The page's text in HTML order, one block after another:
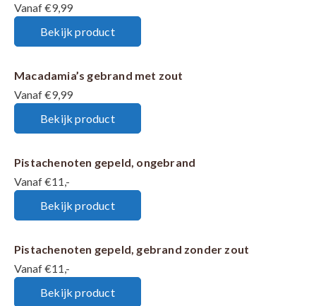
Vanaf €9,99
Bekijk product
Macadamia’s gebrand met zout
Vanaf €9,99
Bekijk product
Pistachenoten gepeld, ongebrand
Vanaf €11,-
Bekijk product
Pistachenoten gepeld, gebrand zonder zout
Vanaf €11,-
Bekijk product